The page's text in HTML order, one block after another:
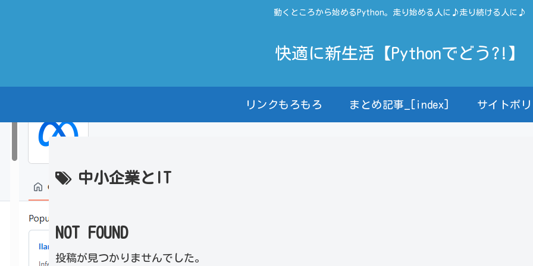
動くところから始めるPython。走り始める人に♪走り続ける人に♪
快適に新生活【Pythonでどう?!】
リンクもろもろ まとめ記事_[index] サイトポ
中小企業とIT
NOT FOUND
投稿が見つかりませんでした。